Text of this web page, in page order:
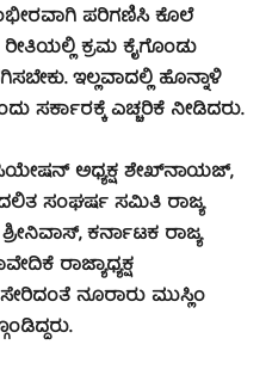
ಪರಿಗಣಿಸಿ ಕೊಲೆ
ಕ್ರಮ ಕೈಗೊಂಡು
ಇಲ್ಲವಾದಲ್ಲಿ ಹೊನ್ನಾಳಿ
ಸರ್ಕಾರಕ್ಕೆ ಎಚ್ಚರಿಕೆ ನೀಡಿದರು.
ಅಧ್ಯಕ್ಷ ಶೇಖ್‍ನಾಯಜ್,
ಸಂಘರ್ಷ ಸಮಿತಿ ರಾಜ್ಯ
ಕರ್ನಾಟಕ ರಾಜ್ಯ
ರಾಜ್ಯಾಧ್ಯಕ್ಷ
ನೂರಾರು ಮುಸ್ಲಿಂ